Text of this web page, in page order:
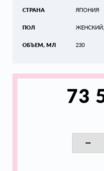
СТРАНА
ПОЛ
ОБЪЕМ, МЛ
ЯПОНИЯ
230
73